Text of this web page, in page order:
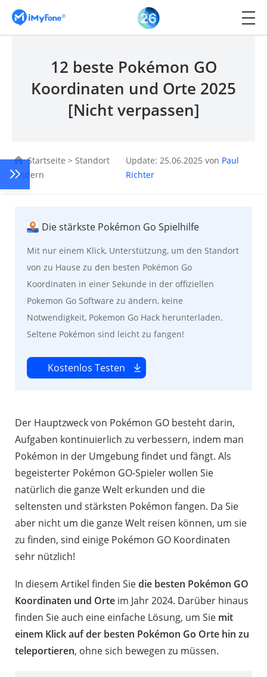
12 beste Pokémon GO
Koordinaten und Orte 2025
[Nicht verpassen]
Startseite > Standort
ändern
Update: 25.06.2025 von Paul
Richter
Die stärkste Pokémon Go Spielhilfe
Mit nur einem Klick, Unterstützung, um den Standort
von zu Hause zu den besten Pokémon Go
Koordinaten in einer Sekunde in der offiziellen
Pokemon Go Software zu ändern, keine
Notwendigkeit, Pokemon Go Hack herunterladen.
Seltene Pokémon sind leicht zu fangen!
Kostenlos Testen
Der Hauptzweck von Pokémon GO besteht darin,
Aufgaben kontinuierlich zu verbessern, indem man
Pokémon in der Umgebung findet und fängt. Als
begeisterter Pokémon GO-Spieler wollen Sie
natürlich die ganze Welt erkunden und die
seltensten und stärksten Pokémon fangen. Da Sie
aber nicht um die ganze Welt reisen können, um sie
zu finden, sind einige Pokémon GO Koordinaten
sehr nützlich!
In diesem Artikel finden Siedie besten Pokémon GO
Koordinaten und Orte im Jahr 2024. Darüber hinaus
finden Sie auch eine einfache Lösung, um Sie mit
einem Klick auf der besten Pokémon Go Orte hin zu
teleportieren, ohne sich bewegen zu müssen.